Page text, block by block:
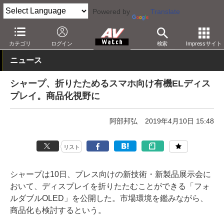
Powered by Translate
カテゴリ ログイン 検索 Impressサイト
AV Watch 動向 技術・デバイス ディスプレイ
ニュース
シャープ、折りたためるスマホ向け有機ELディス
プレイ。商品化視野に
阿部邦弘 2019年4月10日 15:48
リスト
シャープは10日、プレス向けの新技術・新製品展示会に
おいて、ディスプレイを折りたたむことができる「フォ
ルダブルOLED」を公開した。市場環境を鑑みながら、
商品化も検討するという。